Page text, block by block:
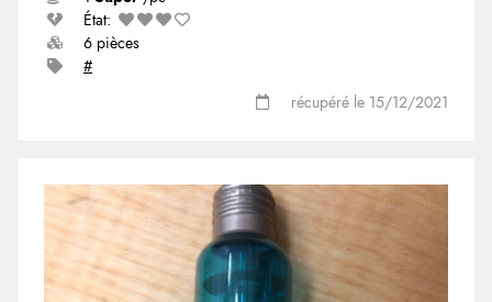
État:
6 pièces
#
récupéré le 15/12/2021